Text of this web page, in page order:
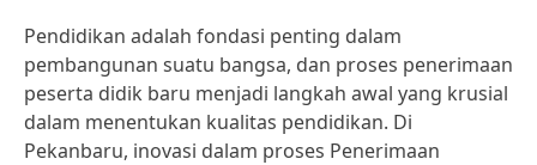
Pendidikan adalah fondasi penting dalam
pembangunan suatu bangsa, dan proses penerimaan
peserta didik baru menjadi langkah awal yang krusial
dalam menentukan kualitas pendidikan. Di
Pekanbaru, inovasi dalam proses Penerimaan